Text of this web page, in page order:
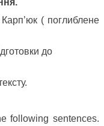
( поглиблене
до
following sentences.